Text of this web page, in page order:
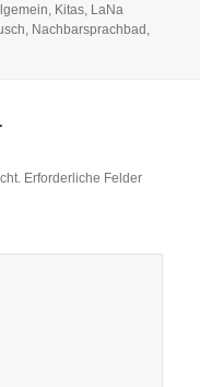
, Kitas, LaNa
, Nachbarsprachbad ,
Erforderliche Felder